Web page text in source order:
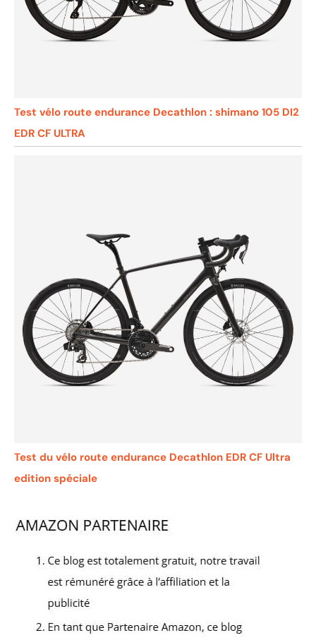
Test vélo route endurance Decathlon : shimano 105 DI2
EDR CF ULTRA
Test du vélo route endurance Decathlon EDR CF Ultra
edition spéciale